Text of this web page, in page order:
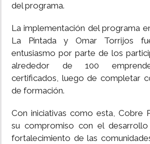
del programa.
La implementación del programa
La Pintada y Omar Torrijos
entusiasmo por parte de los
alrededor de 100
certificados, luego de completar
de formación.
Con iniciativas como esta, Cobre
su compromiso con el
fortalecimiento de las